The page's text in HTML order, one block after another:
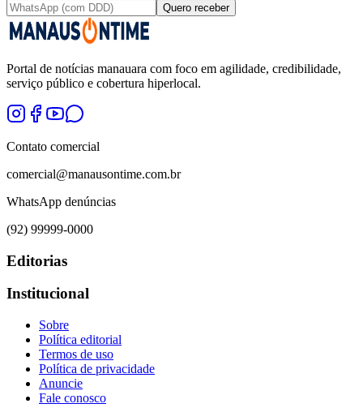
Quero receber
Portal de notícias manauara com foco em agilidade, credibilidade,
serviço público e cobertura hiperlocal.
Contato comercial
comercial@manausontime.com.br
WhatsApp denúncias
(92) 99999-0000
Editorias
Institucional
Sobre
Política editorial
Termos de uso
Política de privacidade
Anuncie
Fale conosco